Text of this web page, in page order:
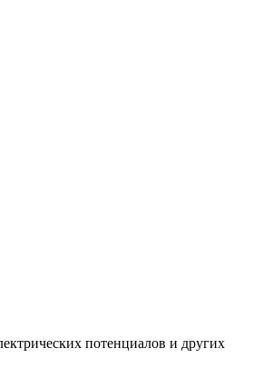
потенциалов и других